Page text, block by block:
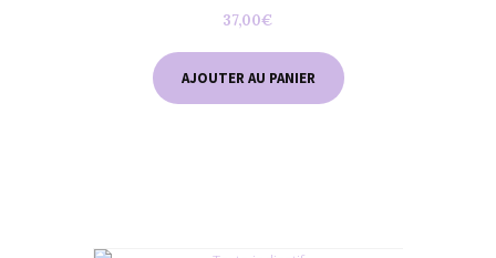
37,00€
AJOUTER AU PANIER